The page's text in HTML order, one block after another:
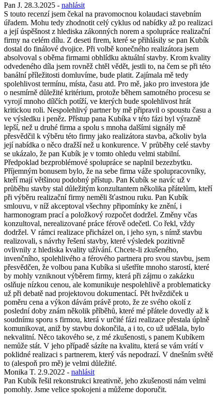
Pan J. 28.3.2025 - nahlásit
S touto recenzí jsem čekal na pravomocnou kolaudaci stavebním
úřadem. Mohu tedy zhodnotit celý cyklus od nabídky až po realizaci
a její úspěšnost z hlediska zákonných norem a spolupráce realizační
firmy na celém dílu. Z deseti firem, které se přihlásily se pan Kubík
dostal do finálové dvojice. Při volbě konečného realizátora jsem
absolvoval s oběma firmami obhlídku aktuální stavby. Krom kvality
odvedeného díla jsem rovněž chtěl vědět, jestli to, na čem se při této
banální příležitosti domluvíme, bude platit. Zajímala mě tedy
spolehlivost termínu, místa, času atd. Pro mě, jako pro investora jde
o nesmírně důležité kritérium, protože během samotného procesu se
vyrojí mnoho dílčích potíží, ve kterých bude spolehlivost hrát
kritickou roli. Nespolehlivý partner by mě připravil o spoustu času a
ve výsledku i peněz. Přístup pana Kubíka v této fázi byl výrazně
lepší, než u druhé firma a spolu s mnoha dalšími signály mě
přesvědčil k výběru této firmy jako realizátora stavba, ačkoliv byla
její nabídka o něco dražší než u konkurence. V průběhy celé stavby
se ukázalo, že pan Kubík je v tomto ohledu velmi stabilní.
Předpoklad bezproblémové spolupráce se naplnil bezezbytku.
Příjemným bonusem bylo, že na sebe firma váže spolupracovníky,
kteří mají většinou podobný přístup. Pan Kubík se navíc už v
průběhu stavby stal důležitým konzultantem několika přátelům, kteří
při výběru realizační firmy neměli šťastnou ruku. Pan Kubík
smlouvu, v níž akceptoval všechny připomínky ke znění, i
harmonogram prací a položkový rozpočet dodržel. Změny včas
konzultoval, nerealizované práce férově odečetl. Co řekl, vždy
dodržel. V rámci realizace přicházel on, i jeho syn, s nímž stavbu
realizovali, s návrhy řešení stavby, které výsledek pozitivně
ovlivnily z hlediska kvality užívání. Chcete-li zkušeného,
invenčního, spolehlivého a férového partnera pro svou stavbu, jsem
přesvědčen, že volbou pana Kubíka si ušetříte mnoho starostí, které
by mohly vzniknout výběrem firmy, která při zájmu o zakázku
oslňuje nízkou cenou, ale komunikuje nespolehlivě a problematicky
už při debatě nad projektovou dokumentací. Pět hvězdiček u
poměru cena a výkon dávám právě proto, že ze svého okolí z
poslední doby znám několik příběhů, které mé přátele dovedly až k
soudnímu sporu s firmou, která v určité fázi realizace přestala úplně
komunikovat, aniž by stavbu dokončila, a i to, co už udělala, bylo
nekvalitní. Něco takového se, z mé zkušenosti, s panem Kubíkem
nemůže stát. V jeho případě sázíte na kvalitu, která se vám vrátí v
poklidné realizaci s partnerem, který vás nepodrazí. V dnešním světě
to (alespoň pro mě) je velmi důležité.
Monika T. 2.9.2022 - nahlásit
Pan Kubík řešil rekonstrukci kreativně, jeho zkušenosti nám velmi
pomohly. Jsme velice spokojeni a můžeme doporučit.